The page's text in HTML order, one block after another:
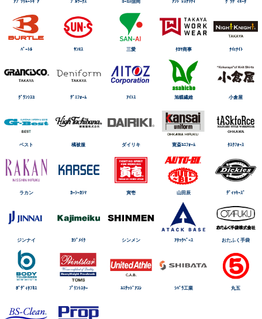
ｱﾌﾞｿﾘｭｰﾄｷﾞｱ ﾌﾞﾙﾜｰｸｽ ｺｰｺｽ信岡 ｱﾝﾄﾞﾚｽｹｯﾃｨ ｸﾞﾗﾃﾞｨｴｰﾀ
ﾊﾞｰﾄﾙ ｻﾝｴｽ 三愛 ﾀｶﾔ商事 ﾅｲtﾅｲﾄ
ｸﾞﾗﾝｼｽｺ ﾃﾞﾆﾌｫｰﾑ ｱｲﾄｽ 旭蝶繊維 小倉屋
ベスト 橘被服 ダイリキ 寛斎ﾕﾆﾌｫｰﾑ ﾀｽｸﾌｫｰｽ
ラカン ｶｰｼｰｶｼﾏ 寅壱 山田辰 ﾃﾞｨｯｷｰｽﾞ
ジンナイ ｶｼﾞﾒｲｸ シンメン ｱﾀｯｸﾍﾞｰｽ おたふく手袋
ﾎﾞﾃﾞｨﾀﾌﾈｽ ﾌﾟﾘﾝﾄｽﾀｰ ﾕﾆﾃｯﾄﾞｱｽﾚ ｼﾊﾞﾗ工業 丸五